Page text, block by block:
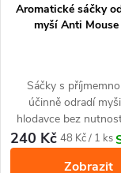
Aromatické sáčky
myší Anti
Sáčky s
účinně odradí
hlodavce bez
chemikálie nebo
zařízení.
240 Kč Měrná
48 Kč / 1 ks
Zobrazit